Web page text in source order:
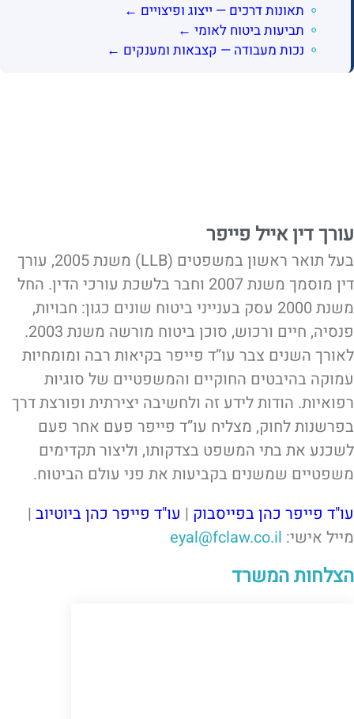
תאונות דרכים — ייצוג ופיצויים ←
תביעות ביטוח לאומי ←
נכות מעבודה — קצבאות ומענקים ←
עורך דין אייל פייפר
בעל תואר ראשון במשפטים (LLB) משנת 2005, עורך
דין מוסמך משנת 2007 וחבר בלשכת עורכי הדין. החל
משנת 2000 עסק בענייני ביטוח שונים כגון: חבויות,
פנסיה, חיים ורכוש, סוכן ביטוח מורשה משנת 2003.
לאורך השנים צבר עו”ד פייפר בקיאות רבה ומומחיות
עמוקה בהיבטים החוקיים והמשפטיים של סוגיות
רפואיות. הודות לידע זה ולחשיבה יצירתית ופורצת דרך
בפרשנות לחוק, מצליח עו”ד פייפר פעם אחר פעם
לשכנע את בתי המשפט בצדקותו, וליצור תקדימים
משפטיים שמשנים בקביעות את פני עולם הביטוח.
עו"ד פייפר כהן בפייסבוק | עו"ד פייפר כהן ביוטיוב |
מייל אישי: eyal@fclaw.co.il
הצלחות המשרד